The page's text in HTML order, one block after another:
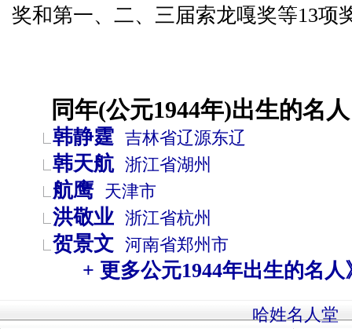
奖和第一、二、三届索龙嘎奖等13项
同年(公元1944年)出生的名
韩静霆 吉林省辽源东辽
韩天航 浙江省湖州
航鹰 天津市
洪敬业 浙江省杭州
贺景文 河南省郑州市
+ 更多公元1944年出生的名人
哈姓名人堂